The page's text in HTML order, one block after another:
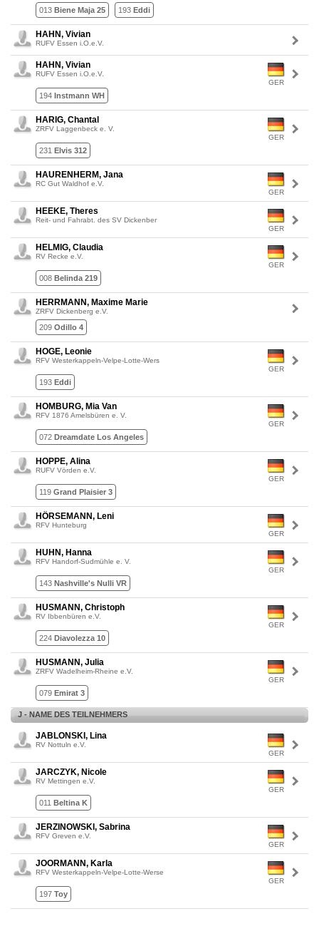
013 Biene Maja 25 193 Eddi
HAHN, Vivian
RUFV Essen i.O.e.V.
GER
HAHN, Vivian
RUFV Essen i.O.e.V.
194 Instmann WH
GER
HARIG, Chantal
ZRFV Laggenbeck e. V.
231 Elvis 312
GER
HAURENHERM, Jana
RC Gut Waldhof e.V.
GER
HEEKE, Theres
Reit- und Fahrabt. des SV Dickenber
GER
HELMIG, Claudia
RV Recke e.V.
008 Belinda 219
HERRMANN, Maxime Marie
ZRFV Dickenberg e.V.
209 Odillo 4
GER
HOGE, Leonie
RFV Westerkappeln-Velpe-Lotte-Wers
193 Eddi
GER
HOMBURG, Mia Van
RFV 1876 Amelsbüren e. V.
072 Dreamdate Los Angeles
GER
HOPPE, Alina
RUFV Vörden e.V.
119 Grand Plaisier 3
GER
HÖRSEMANN, Leni
RFV Hunteburg
GER
HUHN, Hanna
RFV Handorf-Sudmühle e. V.
143 Nashville's Nulli VR
GER
HUSMANN, Christoph
RV Ibbenbüren e.V.
224 Diavolezza 10
GER
HUSMANN, Julia
ZRFV Wadelheim-Rheine e.V.
079 Emirat 3
J - NAME DES TEILNEHMERS
GER
JABLONSKI, Lina
RV Nottuln e.V.
GER
JARCZYK, Nicole
RV Mettingen e.V.
011 Beltina K
GER
JERZINOWSKI, Sabrina
RFV Greven e.V.
GER
JOORMANN, Karla
RFV Westerkappeln-Velpe-Lotte-Werse
197 Toy